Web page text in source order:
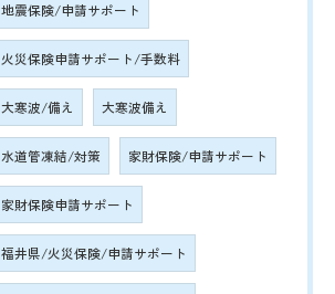
地震保険/申請サポート
火災保険申請サポート/手数料
大寒波/備え 大寒波備え
水道管凍結/対策 家財保険/申請サポート
家財保険申請サポート
福井県/火災保険/申請サポート